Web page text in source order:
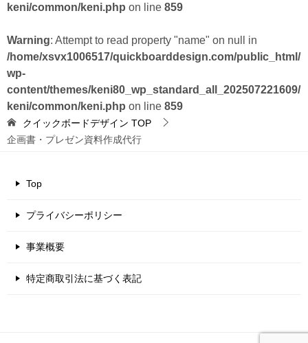
keni/common/keni.php on line 859
Warning: Attempt to read property "name" on null in
/home/xsvx1006517/quickboarddesign.com/public_html/
wp-
content/themes/keni80_wp_standard_all_202507221609/
keni/common/keni.php on line 859
クイックボードデザイン TOP
企画書・プレゼン資料作成代行
Top
プライバシーポリシー
事業概要
特定商取引法に基づく表記